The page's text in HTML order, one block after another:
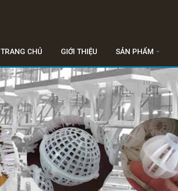
TRANG CHỦ GIỚI THIỆU SẢN PHẨM
TIN TỨC - CÔNG